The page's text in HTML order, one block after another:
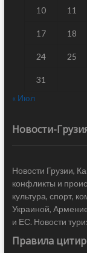
10 11
17 18
24 25
31
« Июл
Новости-
Новости Грузии,
конфликты и
культура, спорт,
Украиной,
и ЕС. Новости
Правила